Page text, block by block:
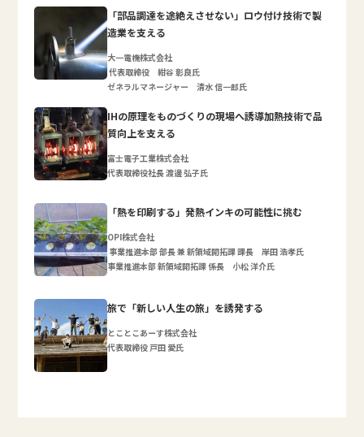
「部品調達を途絶えさせない」ロウ付け技術で製
造業を支える
大一電機株式会社
代表取締役 紺谷 彰良氏
ゼネラルマネージャー 清水 信一郎氏
IHの原理をものづくりの現場へ誘導加熱技術で品
質向上を支える
富士電子工業株式会社
代表取締役社長 渡邊 弘子氏
「熱を印刷する」発熱インキの可能性に挑む
OPI株式会社
事業推進本部 部長 兼 新領域開拓課 課長 岸田 浩孝氏
事業推進本部 新領域開拓課 係長 小松 洋介氏
旅で「新しい人生の旅」を誘発する
とことこあーす株式会社
代表取締役 戸田 愛氏